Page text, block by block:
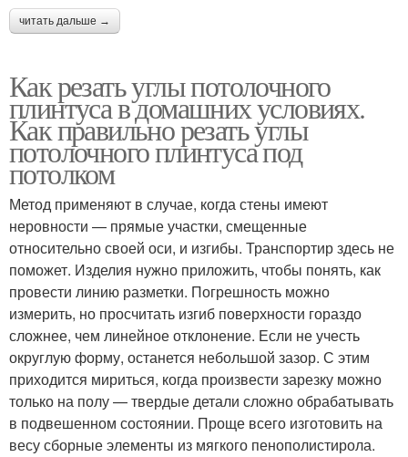
читать дальше →
Как резать углы потолочного
плинтуса в домашних условиях.
Как правильно резать углы
потолочного плинтуса под
потолком
Метод применяют в случае, когда стены имеют
неровности — прямые участки, смещенные
относительно своей оси, и изгибы. Транспортир здесь не
поможет. Изделия нужно приложить, чтобы понять, как
провести линию разметки. Погрешность можно
измерить, но просчитать изгиб поверхности гораздо
сложнее, чем линейное отклонение. Если не учесть
округлую форму, останется небольшой зазор. С этим
приходится мириться, когда произвести зарезку можно
только на полу — твердые детали сложно обрабатывать
в подвешенном состоянии. Проще всего изготовить на
весу сборные элементы из мягкого пенополистирола.